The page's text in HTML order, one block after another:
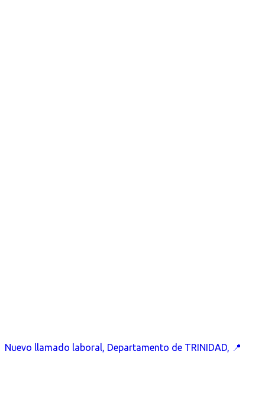
Nuevo llamado laboral, Departamento de TRINIDAD, 📍